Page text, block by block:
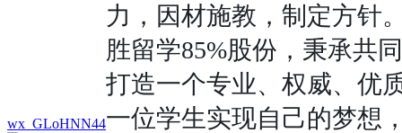
wx_GLoHNN44
力，因材施教，制定方针
胜留学85%股份，秉承共
打造一个专业、权威、优
一位学生实现自己的梦想